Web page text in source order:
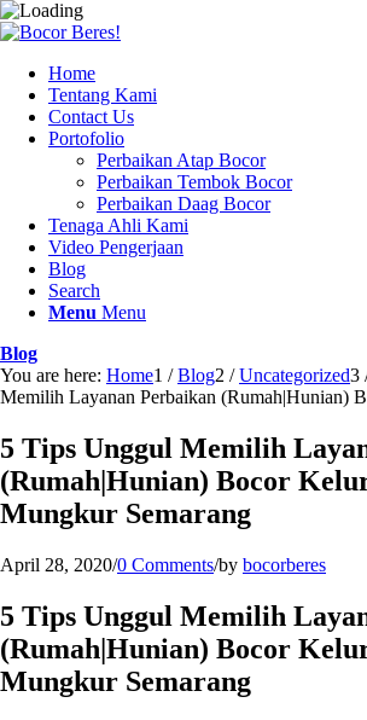
Home
Tentang Kami
Contact Us
Portofolio
Perbaikan Atap Bocor
Perbaikan Tembok Bocor
Perbaikan Daag Bocor
Tenaga Ahli Kami
Video Pengerjaan
Blog
Search
Menu Menu
Blog
You are here: Home1 / Blog2 / Uncategorized3
Memilih Layanan Perbaikan (Rumah|Hunian)
5 Tips Unggul Memilih
(Rumah|Hunian) Bocor
Mungkur Semarang
April 28, 2020/0 Comments/by bocorberes
5 Tips Unggul Memilih
(Rumah|Hunian) Bocor
Mungkur Semarang